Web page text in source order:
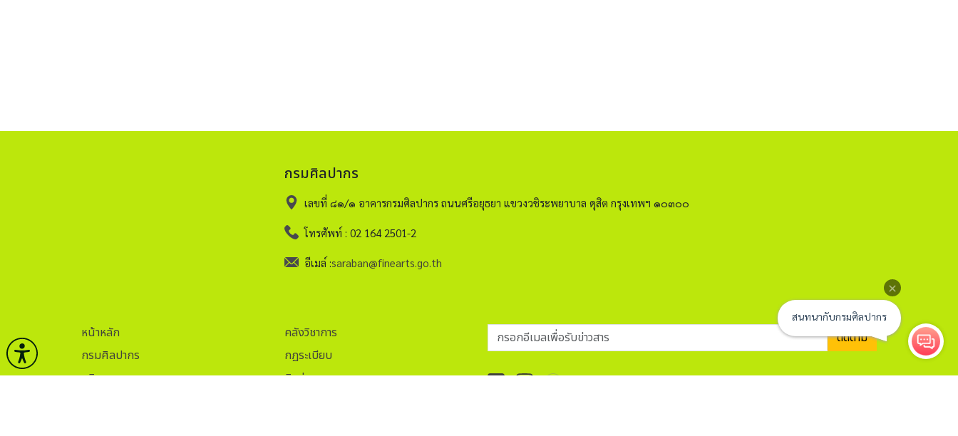
กรมศิลปากร
เลขที่ ๘๑/๑ อาคารกรมศิลปากร ถนนศรีอยุธยา แขวงวชิระพยาบาล ดุสิต กรุงเทพฯ ๑๐๓๐๐
โทรศัพท์ : 02 164 2501-2
อีเมล์ :saraban@finearts.go.th
หน้าหลัก
กรมศิลปากร
บริการ
คลังวิชาการ
กฏระเบียบ
ติดต่อ
กรอกอีเมลเพื่อรับข่าวสาร ติดตาม